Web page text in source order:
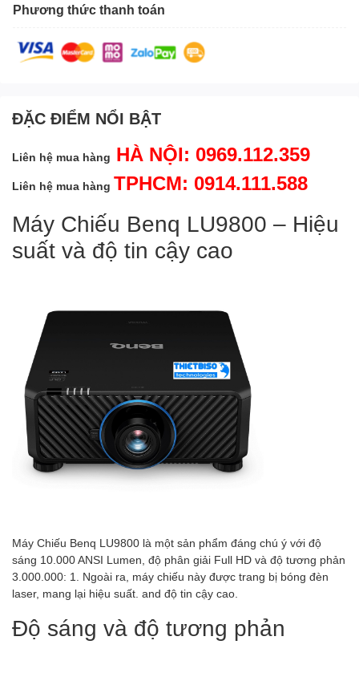
Phương thức thanh toán
ĐẶC ĐIỂM NỔI BẬT
Liên hệ mua hàng HÀ NỘI: 0969.112.359
Liên hệ mua hàng TPHCM: 0914.111.588
Máy Chiếu Benq LU9800 – Hiệu
suất và độ tin cậy cao
Máy Chiếu Benq LU9800 là một sản phẩm đáng chú ý với độ
sáng 10.000 ANSI Lumen, độ phân giải Full HD và độ tương phản
3.000.000: 1. Ngoài ra, máy chiếu này được trang bị bóng đèn
laser, mang lại hiệu suất. and độ tin cậy cao.
Độ sáng và độ tương phản